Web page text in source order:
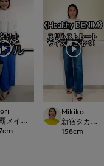
メインプレイス
cm
Mikiko
新宿タカシマ
158cm